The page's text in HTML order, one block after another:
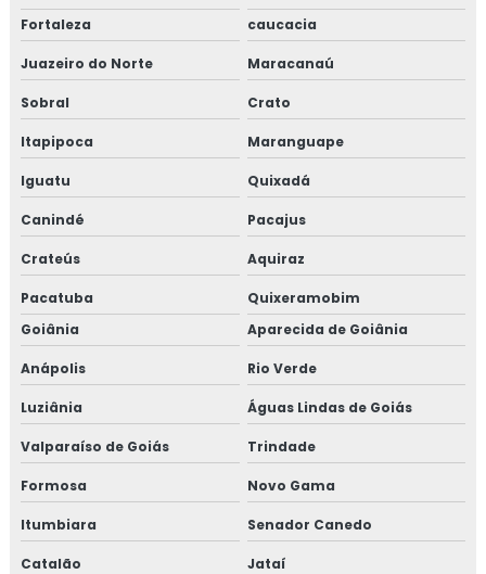
Fortaleza
caucacia
Juazeiro do Norte Maracanaú
Sobral Crato
Itapipoca Maranguape
Iguatu Quixadá
Canindé Pacajus
Crateús Aquiraz
Pacatuba
Quixeramobim
Goiânia
Aparecida de Goiânia
Anápolis Rio Verde
Luziânia Águas Lindas de Goiás
Valparaíso de Goiás Trindade
Formosa Novo Gama
Itumbiara Senador Canedo
Catalão Jataí